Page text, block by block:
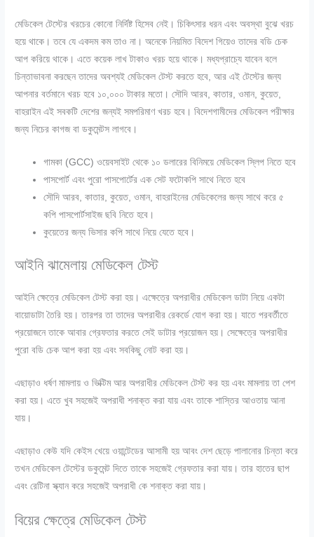
মেডিকেল টেস্টের খরচের কোনো নির্দিষ্ট হিসেব নেই। চিকিৎসার ধরন এবং অবস্থা বুঝে খরচ
হয়ে থাকে। তবে যে একদম কম তাও না। অনেকে নিয়মিত বিদেশ গিয়েও তাদের বডি চেক
আপ করিয়ে থাকে। এতে কয়েক লাখ টাকাও খরচ হয়ে থাকে। মধ্যপ্রাচ্যে যাবেন বলে
চিন্তাভাবনা করছেন তাদের অবশ্যই মেডিকেল টেস্ট করতে হবে, আর এই টেস্টের জন্য
আপনার বর্তমানে খরচ হবে ১০,০০০ টাকার মতো। সৌদি আরব, কাতার, ওমান, কুয়েত,
বাহরাইন এই সবকটি দেশের জন্যই সমপরিমাণ খরচ হবে। বিদেশগামীদের মেডিকেল পরীক্ষার
জন্য নিচের কাগজ বা ডকুমেন্টস লাগবে।
গামকা (GCC) ওয়েবসাইট থেকে ১০ ডলারের বিনিময়ে মেডিকেল স্লিপ নিতে হবে
পাসপোর্ট এবং পুরো পাসপোর্টের এক সেট ফটোকপি সাথে নিতে হবে
সৌদি আরব, কাতার, কুয়েত, ওমান, বাহরাইনের মেডিকেলের জন্য সাথে করে ৫
কপি পাসপোর্টসাইজ ছবি নিতে হবে।
কুয়েতের জন্য ভিসার কপি সাথে নিয়ে যেতে হবে।
আইনি ঝামেলায় মেডিকেল টেস্ট
আইনি ক্ষেত্রে মেডিকেল টেস্ট করা হয়। এক্ষেত্রে অপরাধীর মেডিকেল ডাটা নিয়ে একটা
বায়োডাটা তৈরি হয়। তারপর তা তাদের অপরাধীর রেকর্ডে যোগ করা হয়। যাতে পরবর্তীতে
প্রয়োজনে তাকে আবার গ্রেফতার করতে সেই ডাটার প্রয়োজন হয়। সেক্ষেত্রে অপরাধীর
পুরো বডি চেক আপ করা হয় এবং সবকিছু নোট করা হয়।
এছাড়াও ধর্ষণ মামলায় ও ভিক্টিম আর অপরাধীর মেডিকেল টেস্ট কর হয় এবং মামলায় তা পেশ
করা হয়। এতে খুব সহজেই অপরাধী শনাক্ত করা যায় এবং তাকে শাস্তির আওতায় আনা
যায়।
এছাড়াও কেউ যদি কেইস খেয়ে ওয়ান্টেডের আসামী হয় আবং দেশ ছেড়ে পালানোর চিন্তা করে
তখন মেডিকেল টেস্টের ডকুমেন্ট দিতে তাকে সহজেই গ্রেফতার করা যায়। তার হাতের ছাপ
এবং রেটিনা স্ক্যান করে সহজেই অপরাধী কে শনাক্ত করা যায়।
বিয়ের ক্ষেত্রে মেডিকেল টেস্ট